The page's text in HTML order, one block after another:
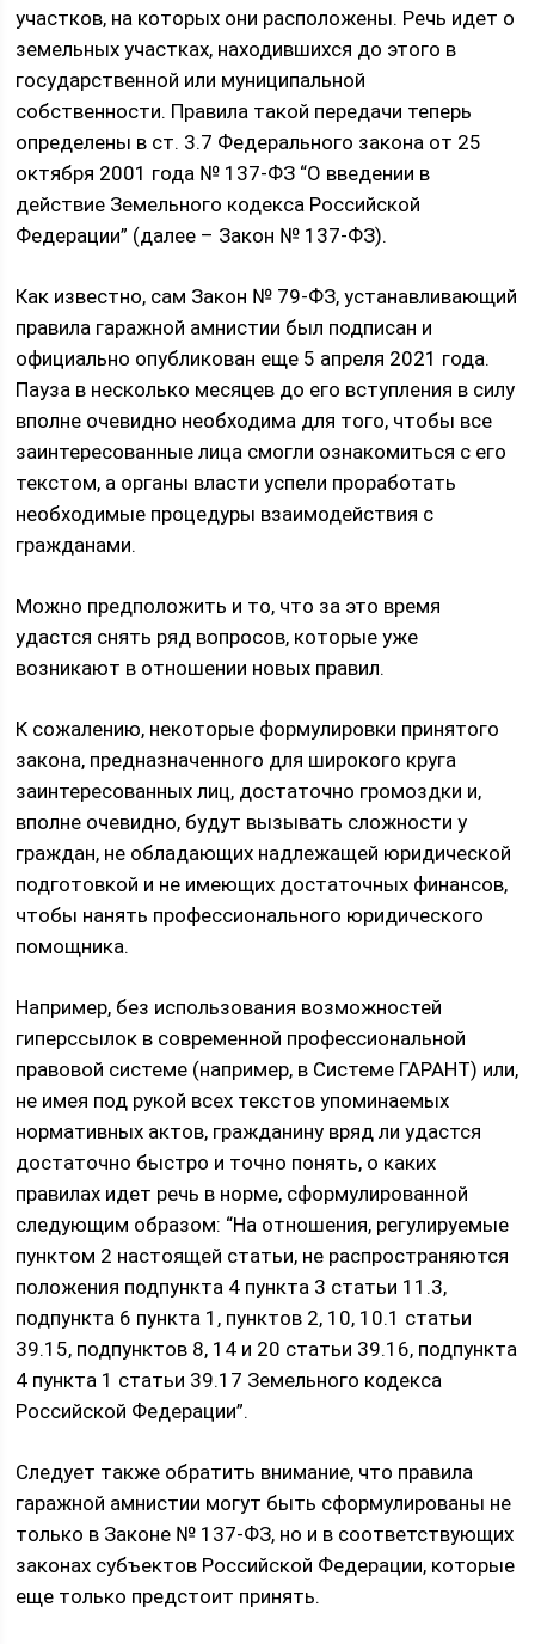
участков, на которых они расположены. Речь идет о
земельных участках, находившихся до этого в
государственной или муниципальной
собственности. Правила такой передачи теперь
определены в ст. 3.7 Федерального закона от 25
октября 2001 года № 137-ФЗ “О введении в
действие Земельного кодекса Российской
Федерации” (далее – Закон № 137-ФЗ).
Как известно, сам Закон № 79-ФЗ, устанавливающий
правила гаражной амнистии был подписан и
официально опубликован еще 5 апреля 2021 года.
Пауза в несколько месяцев до его вступления в силу
вполне очевидно необходима для того, чтобы все
заинтересованные лица смогли ознакомиться с его
текстом, а органы власти успели проработать
необходимые процедуры взаимодействия с
гражданами.
Можно предположить и то, что за это время
удастся снять ряд вопросов, которые уже
возникают в отношении новых правил.
К сожалению, некоторые формулировки принятого
закона, предназначенного для широкого круга
заинтересованных лиц, достаточно громоздки и,
вполне очевидно, будут вызывать сложности у
граждан, не обладающих надлежащей юридической
подготовкой и не имеющих достаточных финансов,
чтобы нанять профессионального юридического
помощника.
Например, без использования возможностей
гиперссылок в современной профессиональной
правовой системе (например, в Системе ГАРАНТ) или,
не имея под рукой всех текстов упоминаемых
нормативных актов, гражданину вряд ли удастся
достаточно быстро и точно понять, о каких
правилах идет речь в норме, сформулированной
следующим образом: “На отношения, регулируемые
пунктом 2 настоящей статьи, не распространяются
положения подпункта 4 пункта 3 статьи 11.3,
подпункта 6 пункта 1, пунктов 2, 10, 10.1 статьи
39.15, подпунктов 8, 14 и 20 статьи 39.16, подпункта
4 пункта 1 статьи 39.17 Земельного кодекса
Российской Федерации”.
Следует также обратить внимание, что правила
гаражной амнистии могут быть сформулированы не
только в Законе № 137-ФЗ, но и в соответствующих
законах субъектов Российской Федерации, которые
еще только предстоит принять.